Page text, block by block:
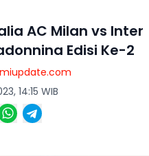
AC Milan vs Inter
Edisi Ke-2
14:15 WIB